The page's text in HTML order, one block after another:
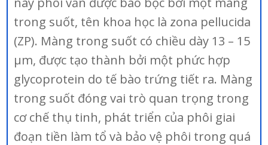
trong suốt, tên khoa học là zona pellucida
(ZP). Màng trong suốt có chiều dày 13 – 15
µm, được tạo thành bởi một phức hợp
glycoprotein do tế bào trứng tiết ra. Màng
trong suốt đóng vai trò quan trọng trong
cơ chế thụ tinh, phát triển của phôi giai
đoạn tiền làm tổ và bảo vệ phôi trong quá